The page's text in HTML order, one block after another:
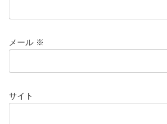
メール ※
サイト